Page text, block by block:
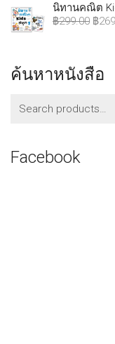
นิทานคณิต
฿299.00 ฿
ค้นหาหนังสือ
Facebook